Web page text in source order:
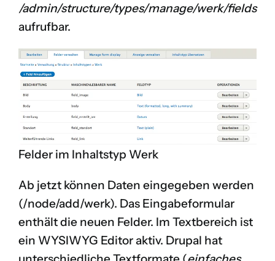
/admin/structure/types/manage/werk/fields
aufrufbar.
Felder im Inhaltstyp Werk
Ab jetzt können Daten eingegeben werden
(/node/add/werk). Das Eingabeformular
enthält die neuen Felder. Im Textbereich ist
ein WYSIWYG Editor aktiv. Drupal hat